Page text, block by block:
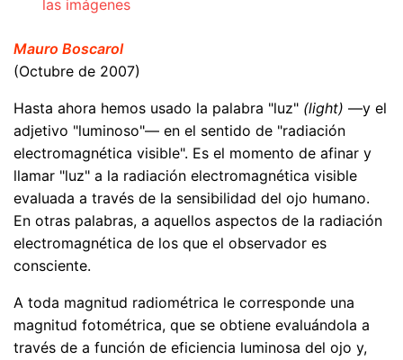
las imágenes
Mauro Boscarol
(Octubre de 2007)
Hasta ahora hemos usado la palabra "luz" (light) —y el
adjetivo "luminoso"— en el sentido de "radiación
electromagnética visible". Es el momento de afinar y
llamar "luz" a la radiación electromagnética visible
evaluada a través de la sensibilidad del ojo humano.
En otras palabras, a aquellos aspectos de la radiación
electromagnética de los que el observador es
consciente.
A toda magnitud radiométrica le corresponde una
magnitud fotométrica, que se obtiene evaluándola a
través de a función de eficiencia luminosa del ojo y,